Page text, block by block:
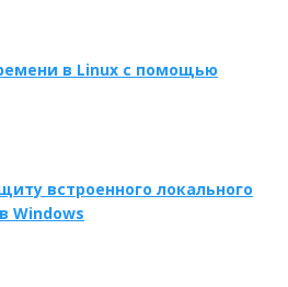
в Linux с помощью
встроенного локального
Windows